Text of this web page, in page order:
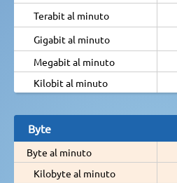
Terabit al minuto
Gigabit al minuto
Megabit al minuto
Kilobit al minuto
Byte
Byte al minuto
Kilobyte al minuto